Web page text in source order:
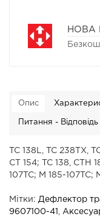
НОВА
Опис
Питання - Відповідь
TC 138L, TC 238TX,
СТ 154; TC 138, СТН
107TC; M 185-107TC;
Мітки: Дефлектор
9607100-41